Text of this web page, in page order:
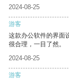
2024-08-25
游客
这款办公软件的界面
很合理，一目了然。
2024-08-25
游客